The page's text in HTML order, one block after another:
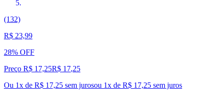
(132)
R$ 23,99
28% OFF
Preço R$ 17,25R$ 17,25
Ou 1x de R$ 17,25 sem jurosou 1x de R$ 17,25 sem juros